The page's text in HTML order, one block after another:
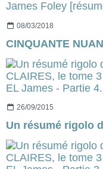
08/03/2018
26/09/2015